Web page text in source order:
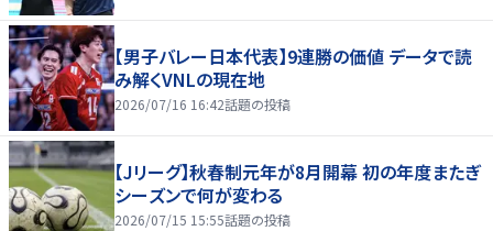
【男子バレー日本代表】9連勝の価値 データで読
み解くVNLの現在地
2026/07/16 16:42話題の投稿
【Jリーグ】秋春制元年が8月開幕 初の年度またぎ
シーズンで何が変わる
2026/07/15 15:55話題の投稿